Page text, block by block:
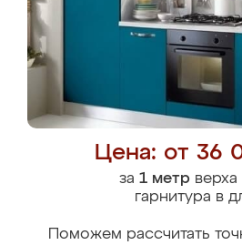
Цена: от 36
за 1 метрверха
гарнитура в
Поможем рассчитать